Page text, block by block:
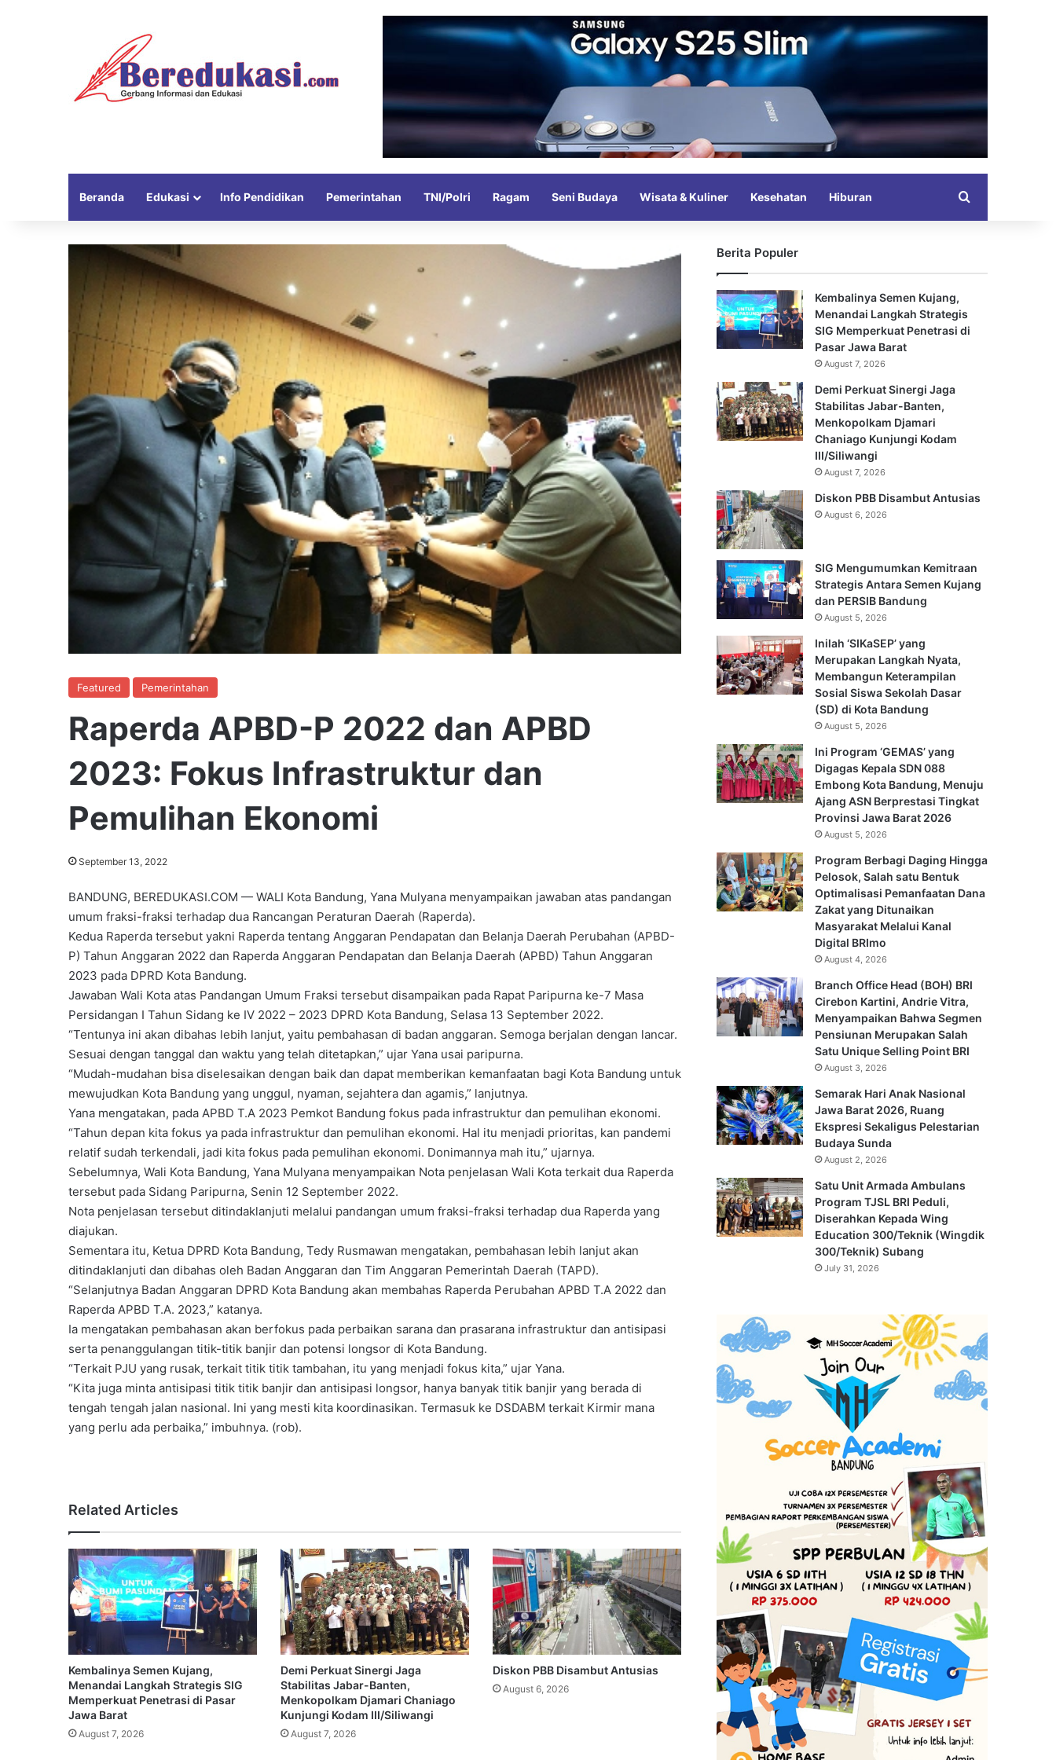
Beranda Edukasi Info Pendidikan Pemerintahan TNI/Polri Ragam Seni Budaya Wisata & Kuliner Kesehatan Hiburan
Featured Pemerintahan
Raperda APBD-P 2022 dan APBD
2023: Fokus Infrastruktur dan
Pemulihan Ekonomi
September 13, 2022
BANDUNG, BEREDUKASI.COM — WALI Kota Bandung, Yana Mulyana menyampaikan jawaban atas pandangan
umum fraksi-fraksi terhadap dua Rancangan Peraturan Daerah (Raperda).
Kedua Raperda tersebut yakni Raperda tentang Anggaran Pendapatan dan Belanja Daerah Perubahan (APBD-
P) Tahun Anggaran 2022 dan Raperda Anggaran Pendapatan dan Belanja Daerah (APBD) Tahun Anggaran
2023 pada DPRD Kota Bandung.
Jawaban Wali Kota atas Pandangan Umum Fraksi tersebut disampaikan pada Rapat Paripurna ke-7 Masa
Persidangan I Tahun Sidang ke IV 2022 – 2023 DPRD Kota Bandung, Selasa 13 September 2022.
“Tentunya ini akan dibahas lebih lanjut, yaitu pembahasan di badan anggaran. Semoga berjalan dengan lancar.
Sesuai dengan tanggal dan waktu yang telah ditetapkan,” ujar Yana usai paripurna.
“Mudah-mudahan bisa diselesaikan dengan baik dan dapat memberikan kemanfaatan bagi Kota Bandung untuk
mewujudkan Kota Bandung yang unggul, nyaman, sejahtera dan agamis,” lanjutnya.
Yana mengatakan, pada APBD T.A 2023 Pemkot Bandung fokus pada infrastruktur dan pemulihan ekonomi.
“Tahun depan kita fokus ya pada infrastruktur dan pemulihan ekonomi. Hal itu menjadi prioritas, kan pandemi
relatif sudah terkendali, jadi kita fokus pada pemulihan ekonomi. Donimannya mah itu,” ujarnya.
Sebelumnya, Wali Kota Bandung, Yana Mulyana menyampaikan Nota penjelasan Wali Kota terkait dua Raperda
tersebut pada Sidang Paripurna, Senin 12 September 2022.
Nota penjelasan tersebut ditindaklanjuti melalui pandangan umum fraksi-fraksi terhadap dua Raperda yang
diajukan.
Sementara itu, Ketua DPRD Kota Bandung, Tedy Rusmawan mengatakan, pembahasan lebih lanjut akan
ditindaklanjuti dan dibahas oleh Badan Anggaran dan Tim Anggaran Pemerintah Daerah (TAPD).
“Selanjutnya Badan Anggaran DPRD Kota Bandung akan membahas Raperda Perubahan APBD T.A 2022 dan
Raperda APBD T.A. 2023,” katanya.
Ia mengatakan pembahasan akan berfokus pada perbaikan sarana dan prasarana infrastruktur dan antisipasi
serta penanggulangan titik-titik banjir dan potensi longsor di Kota Bandung.
“Terkait PJU yang rusak, terkait titik titik tambahan, itu yang menjadi fokus kita,” ujar Yana.
“Kita juga minta antisipasi titik titik banjir dan antisipasi longsor, hanya banyak titik banjir yang berada di
tengah tengah jalan nasional. Ini yang mesti kita koordinasikan. Termasuk ke DSDABM terkait Kirmir mana
yang perlu ada perbaika,” imbuhnya. (rob).
Related Articles
Kembalinya Semen Kujang,
Menandai Langkah Strategis SIG
Memperkuat Penetrasi di Pasar
Jawa Barat
August 7, 2026
Demi Perkuat Sinergi Jaga
Stabilitas Jabar-Banten,
Menkopolkam Djamari Chaniago
Kunjungi Kodam III/Siliwangi
August 7, 2026
Diskon PBB Disambut Antusias
August 6, 2026
Berita Populer
Kembalinya Semen Kujang,
Menandai Langkah Strategis
SIG Memperkuat Penetrasi di
Pasar Jawa Barat
August 7, 2026
Demi Perkuat Sinergi Jaga
Stabilitas Jabar-Banten,
Menkopolkam Djamari
Chaniago Kunjungi Kodam
III/Siliwangi
August 7, 2026
Diskon PBB Disambut Antusias
August 6, 2026
SIG Mengumumkan Kemitraan
Strategis Antara Semen Kujang
dan PERSIB Bandung
August 5, 2026
Inilah ‘SIKaSEP’ yang
Merupakan Langkah Nyata,
Membangun Keterampilan
Sosial Siswa Sekolah Dasar
(SD) di Kota Bandung
August 5, 2026
Ini Program ‘GEMAS’ yang
Digagas Kepala SDN 088
Embong Kota Bandung, Menuju
Ajang ASN Berprestasi Tingkat
Provinsi Jawa Barat 2026
August 5, 2026
Program Berbagi Daging Hingga
Pelosok, Salah satu Bentuk
Optimalisasi Pemanfaatan Dana
Zakat yang Ditunaikan
Masyarakat Melalui Kanal
Digital BRImo
August 4, 2026
Branch Office Head (BOH) BRI
Cirebon Kartini, Andrie Vitra,
Menyampaikan Bahwa Segmen
Pensiunan Merupakan Salah
Satu Unique Selling Point BRI
August 3, 2026
Semarak Hari Anak Nasional
Jawa Barat 2026, Ruang
Ekspresi Sekaligus Pelestarian
Budaya Sunda
August 2, 2026
Satu Unit Armada Ambulans
Program TJSL BRI Peduli,
Diserahkan Kepada Wing
Education 300/Teknik (Wingdik
300/Teknik) Subang
July 31, 2026